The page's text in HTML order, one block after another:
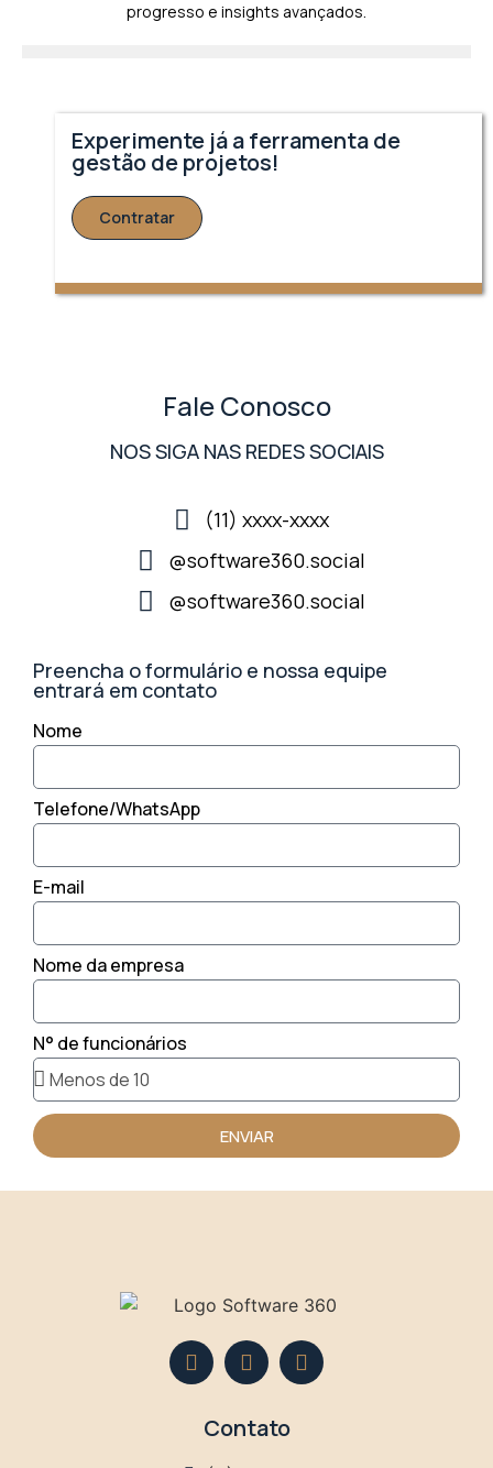
progresso e insights avançados.
Experimente já a ferramenta de
gestão de projetos!
Contratar
Fale Conosco
NOS SIGA NAS REDES SOCIAIS
(11) xxxx-xxxx
@software360.social
@software360.social
Preencha o formulário e nossa equipe
entrará em contato
Nome
Telefone/WhatsApp
E-mail
Nome da empresa
N° de funcionários
ENVIAR
Contato